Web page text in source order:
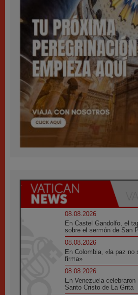
08.08.2026
En Castel Gandolfo, el
sobre el sermón de San
08.08.2026
En Colombia, «la paz no
firma»
08.08.2026
En Venezuela celebraron
Santo Cristo de La Grita